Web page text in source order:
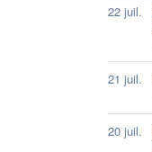
22 juil.
21 juil.
20 juil.